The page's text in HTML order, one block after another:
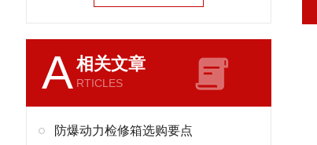
A相关文章
RTICLES
防爆动力检修箱选购要点